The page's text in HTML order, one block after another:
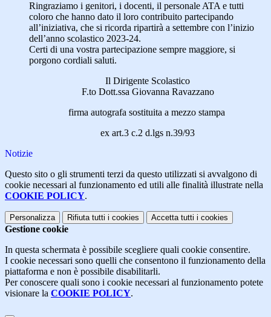
Ringraziamo i genitori, i docenti, il personale ATA e tutti
coloro che hanno dato il loro contribuito partecipando
all’iniziativa, che si ricorda ripartirà a settembre con l’inizio
dell’anno scolastico 2023-24.
Certi di una vostra partecipazione sempre maggiore, si
porgono cordiali saluti.
Il Dirigente Scolastico
F.to Dott.ssa Giovanna Ravazzano
firma autografa sostituita a mezzo stampa
ex art.3 c.2 d.lgs n.39/93
Notizie
Questo sito o gli strumenti terzi da questo utilizzati si avvalgono di
cookie necessari al funzionamento ed utili alle finalità illustrate nella
COOKIE POLICY.
Personalizza Rifiuta tutti i cookies Accetta tutti i cookies
Gestione cookie
In questa schermata è possibile scegliere quali cookie consentire.
I cookie necessari sono quelli che consentono il funzionamento della
piattaforma e non è possibile disabilitarli.
Per conoscere quali sono i cookie necessari al funzionamento potete
visionare la COOKIE POLICY.